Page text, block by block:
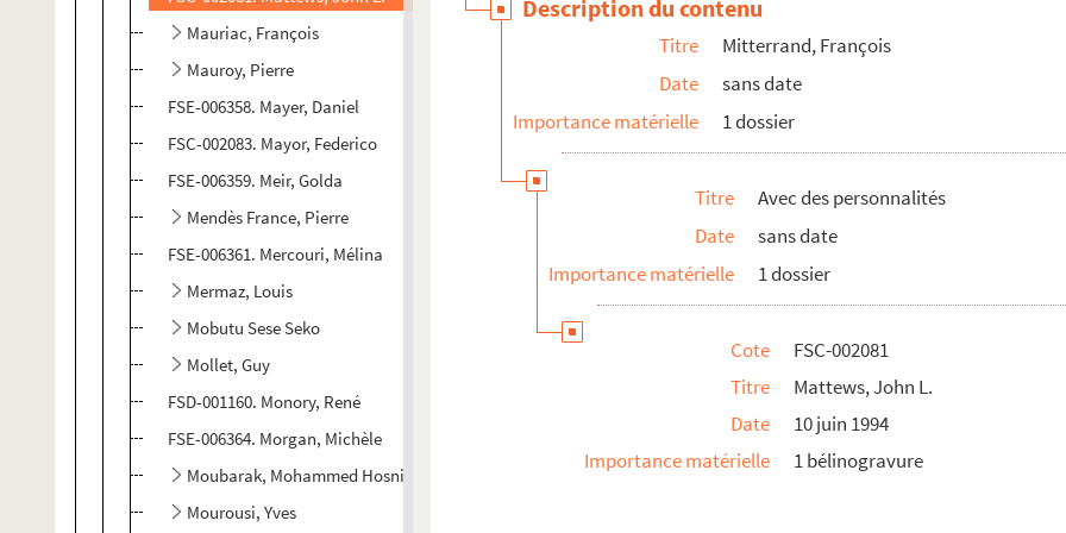
Mauriac, François
Mauroy, Pierre
FSE-006358. Mayer, Daniel
FSC-002083. Mayor, Federico
FSE-006359. Meir, Golda
Mendès France, Pierre
FSE-006361. Mercouri, Mélina
Mermaz, Louis
Mobutu Sese Seko
Mollet, Guy
FSD-001160. Monory, René
FSE-006364. Morgan, Michèle
Moubarak, Mohammed Hosni
Mourousi, Yves
Description du contenu
Titre
Mitterrand, François
Date
sans date
Importance matérielle
1 dossier
Titre
Avec des personnalités
Date
sans date
Importance matérielle
1 dossier
Cote
FSC-002081
Titre
Mattews, John L.
Date
10 juin 1994
Importance matérielle
1 bélinogravure